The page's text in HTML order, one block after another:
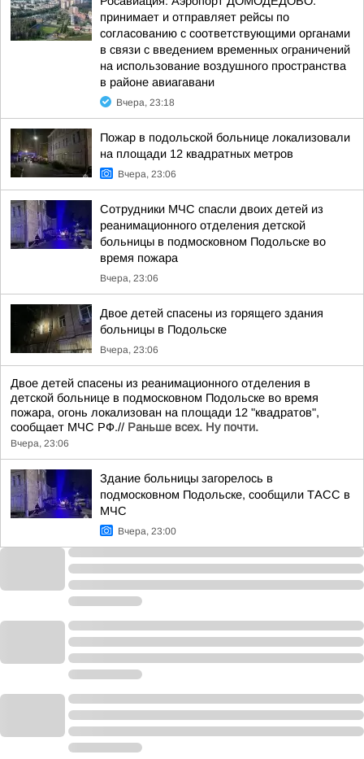
принимает и отправляет рейсы по
согласованию с соответствующими органами
в связи с введением временных ограничений
на использование воздушного пространства
в районе авиагавани
Вчера, 23:18
Пожар в подольской больнице локализовали
на площади 12 квадратных метров
Вчера, 23:06
Сотрудники МЧС спасли двоих детей из
реанимационного отделения детской
больницы в подмосковном Подольске во
время пожара
Вчера, 23:06
Двое детей спасены из горящего здания
больницы в Подольске
Вчера, 23:06
Двое детей спасены из реанимационного отделения в
детской больнице в подмосковном Подольске во время
пожара, огонь локализован на площади 12 "квадратов",
сообщает МЧС РФ.// Раньше всех. Ну почти.
Вчера, 23:06
Здание больницы загорелось в
подмосковном Подольске, сообщили ТАСС в
МЧС
Вчера, 23:00